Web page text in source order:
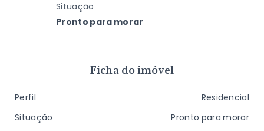
Situação
Pronto para morar
Ficha do imóvel
Perfil
Residencial
Situação
Pronto para morar